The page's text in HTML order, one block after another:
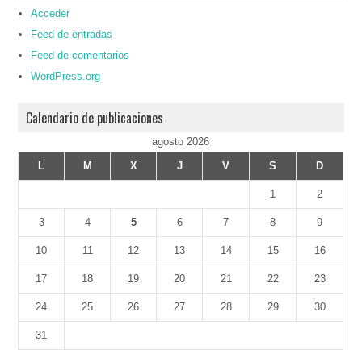
Acceder
Feed de entradas
Feed de comentarios
WordPress.org
Calendario de publicaciones
agosto 2026
L
M X J V S D
1 2
3 4 5 6 7 8 9
10 11 12 13 14 15 16
17 18 19 20 21 22 23
24 25 26 27 28 29 30
31